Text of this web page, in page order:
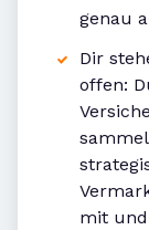
genau
Dir
offen:
mit